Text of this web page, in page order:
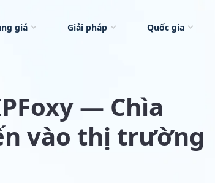
giá Giải pháp Quốc gia
— Chìa
vào thị trường